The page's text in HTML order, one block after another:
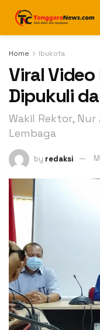
Home Ibukota
Viral Video
Dipukuli
Wakil Rektor,
Lembaga
by redaksi